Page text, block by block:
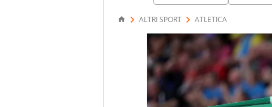
ALTRI SPORT ATLETICA